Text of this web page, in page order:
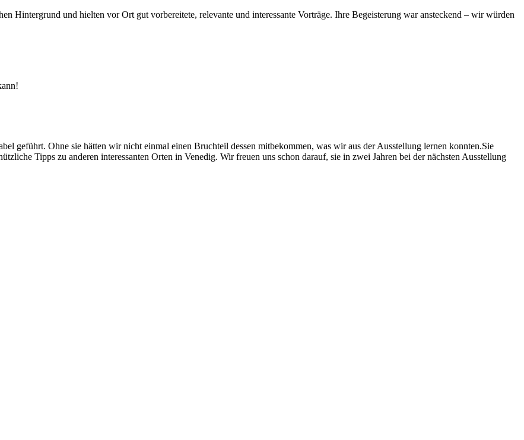
Hintergrund und hielten vor Ort gut vorbereitete, relevante und interessante Vorträge. Ihre Begeisterung war ansteckend – wir würden
geführt. Ohne sie hätten wir nicht einmal einen Bruchteil dessen mitbekommen, was wir aus der Ausstellung lernen konnten.Sie
Tipps zu anderen interessanten Orten in Venedig. Wir freuen uns schon darauf, sie in zwei Jahren bei der nächsten Ausstellung